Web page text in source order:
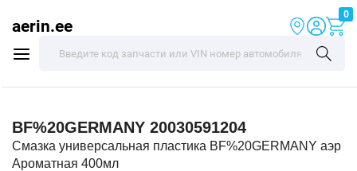
aerin.ee
0
BF%20GERMANY 20030591204
Смазка универсальная пластика BF%20GERMANY аэр
Ароматная 400мл